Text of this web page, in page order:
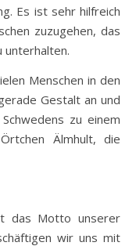
Es ist sehr hilfreich
zuzugehen, das
unterhalten.
Menschen in den
Gestalt an und
zu einem
Älmhult, die
wir uns mit